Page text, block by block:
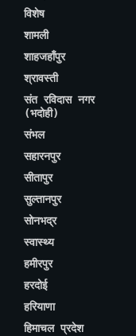
विशेष
शामली
शाहजहाँपुर
श्रावस्ती
संत रविदास नगर
(भदोही)
संभल
सहारनपुर
सीतापुर
सुल्तानपुर
सोनभद्र
स्वास्थ्य
हमीरपुर
हरदोई
हरियाणा
हिमाचल प्रदेश